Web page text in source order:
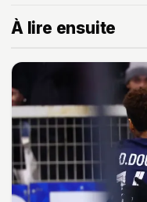
À lire ensuite